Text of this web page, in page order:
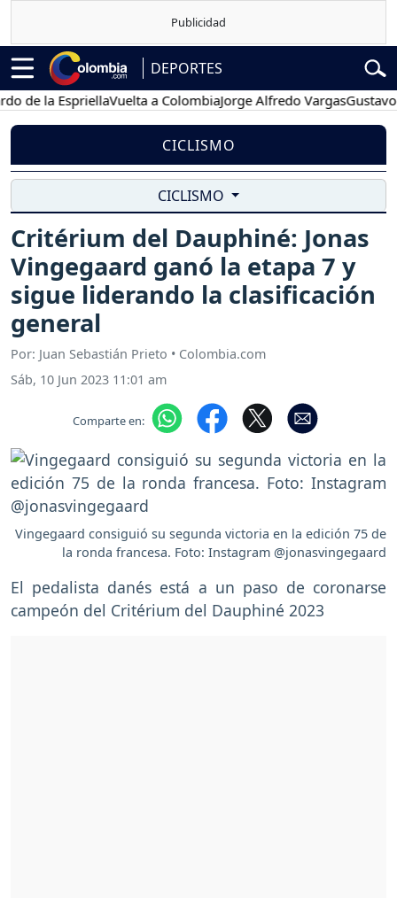
DEPORTES
la EspriellaVuelta a ColombiaJorge Alfredo VargasGustavo
CICLISMO
CICLISMO
Critérium del Dauphiné: Jonas
Vingegaard ganó la etapa 7 y
sigue liderando la clasificación
general
Por: Juan Sebastián Prieto • Colombia.com
Sáb, 10 Jun 2023 11:01 am
Comparte en:
Vingegaard consiguió su segunda victoria en la edición 75 de
la ronda francesa. Foto: Instagram @jonasvingegaard
El pedalista danés está a un paso de coronarse
campeón del Critérium del Dauphiné 2023